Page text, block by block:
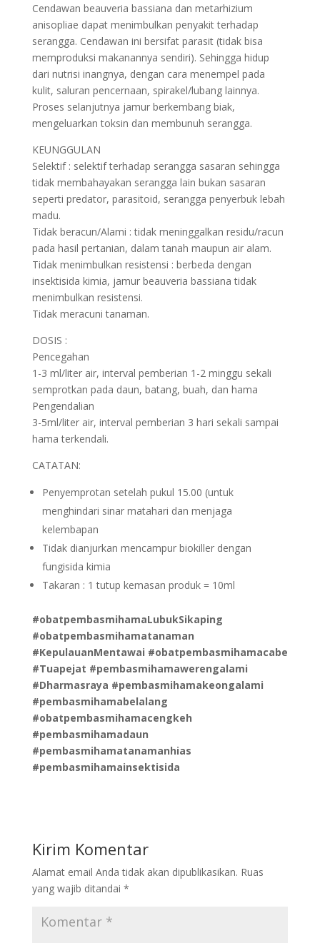
Cendawan beauveria bassiana dan metarhizium
anisopliae dapat menimbulkan penyakit terhadap
serangga. Cendawan ini bersifat parasit (tidak bisa
memproduksi makanannya sendiri). Sehingga hidup
dari nutrisi inangnya, dengan cara menempel pada
kulit, saluran pencernaan, spirakel/lubang lainnya.
Proses selanjutnya jamur berkembang biak,
mengeluarkan toksin dan membunuh serangga.
KEUNGGULAN
Selektif : selektif terhadap serangga sasaran sehingga
tidak membahayakan serangga lain bukan sasaran
seperti predator, parasitoid, serangga penyerbuk lebah
madu.
Tidak beracun/Alami : tidak meninggalkan residu/racun
pada hasil pertanian, dalam tanah maupun air alam.
Tidak menimbulkan resistensi : berbeda dengan
insektisida kimia, jamur beauveria bassiana tidak
menimbulkan resistensi.
Tidak meracuni tanaman.
DOSIS :
Pencegahan
1-3 ml/liter air, interval pemberian 1-2 minggu sekali
semprotkan pada daun, batang, buah, dan hama
Pengendalian
3-5ml/liter air, interval pemberian 3 hari sekali sampai
hama terkendali.
CATATAN:
Penyemprotan setelah pukul 15.00 (untuk
menghindari sinar matahari dan menjaga
kelembapan
Tidak dianjurkan mencampur biokiller dengan
fungisida kimia
Takaran : 1 tutup kemasan produk = 10ml
#obatpembasmihamaLubukSikaping
#obatpembasmihamatanaman
#KepulauanMentawai #obatpembasmihamacabe
#Tuapejat #pembasmihamawerengalami
#Dharmasraya #pembasmihamakeongalami
#pembasmihamabelalang
#obatpembasmihamacengkeh
#pembasmihamadaun
#pembasmihamatanamanhias
#pembasmihamainsektisida
Kirim Komentar
Alamat email Anda tidak akan dipublikasikan. Ruas
yang wajib ditandai *